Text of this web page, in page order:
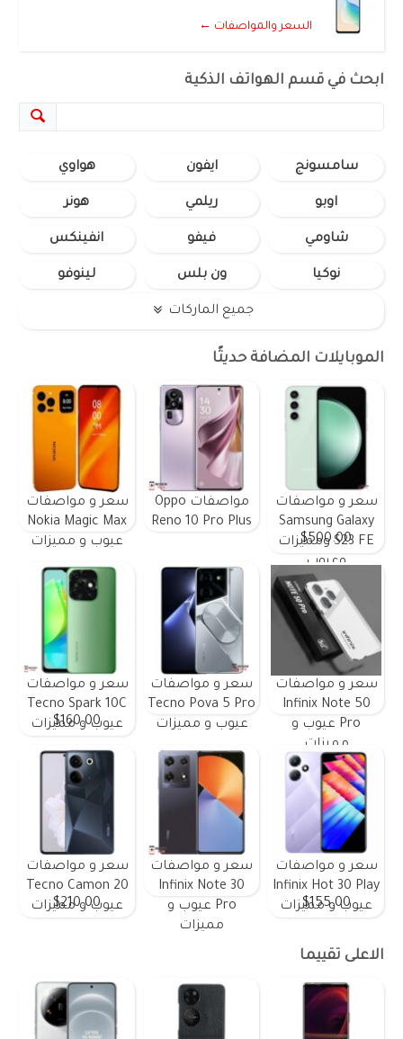
السعر والمواصفات ←
ابحث في قسم الهواتف الذكية
سامسونج ايفون هواوي
اوبو ريلمي هونر
شاومي فيفو انفينكس
نوكيا ون بلس لينوفو
جميع الماركات
الموبايلات المضافة حديثًا
سعر و مواصفات
Samsung Galaxy
S23 FE ومميزات
وعيوب
$500.00
مواصفات Oppo
Reno 10 Pro Plus
سعر و مواصفات
Nokia Magic Max
عيوب و مميزات
سعر و مواصفات
Infinix Note 50
Pro عيوب و
مميزات
سعر و مواصفات
Tecno Pova 5 Pro
عيوب و مميزات
سعر و مواصفات
Tecno Spark 10C
عيوب و مميزات
$160.00
سعر و مواصفات
Infinix Hot 30 Play
عيوب و مميزات
$155.00
سعر و مواصفات
Infinix Note 30
Pro عيوب و
مميزات
سعر و مواصفات
Tecno Camon 20
عيوب و مميزات
$210.00
الاعلى تقييما